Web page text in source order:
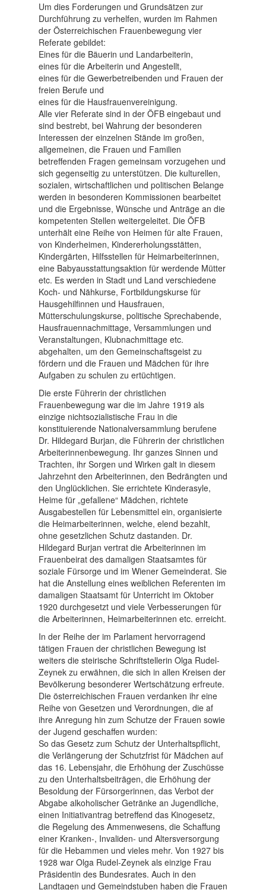
Um dies Forderungen und Grundsätzen zur
Durchführung zu verhelfen, wurden im Rahmen
der Österreichischen Frauenbewegung vier
Referate gebildet:
Eines für die Bäuerin und Landarbeiterin,
eines für die Arbeiterin und Angestellt,
eines für die Gewerbetreibenden und Frauen der
freien Berufe und
eines für die Hausfrauenvereinigung.
Alle vier Referate sind in der ÖFB eingebaut und
sind bestrebt, bei Wahrung der besonderen
Interessen der einzelnen Stände im großen,
allgemeinen, die Frauen und Familien
betreffenden Fragen gemeinsam vorzugehen und
sich gegenseitig zu unterstützen. Die kulturellen,
sozialen, wirtschaftlichen und politischen Belange
werden in besonderen Kommissionen bearbeitet
und die Ergebnisse, Wünsche und Anträge an die
kompetenten Stellen weitergeleitet. Die ÖFB
unterhält eine Reihe von Heimen für alte Frauen,
von Kinderheimen, Kindererholungsstätten,
Kindergärten, Hilfsstellen für Heimarbeiterinnen,
eine Babyausstattungsaktion für werdende Mütter
etc. Es werden in Stadt und Land verschiedene
Koch- und Nähkurse, Fortbildungskurse für
Hausgehilfinnen und Hausfrauen,
Mütterschulungskurse, politische Sprechabende,
Hausfrauennachmittage, Versammlungen und
Veranstaltungen, Klubnachmittage etc.
abgehalten, um den Gemeinschaftsgeist zu
fördern und die Frauen und Mädchen für ihre
Aufgaben zu schulen zu ertüchtigen.
Die erste Führerin der christlichen
Frauenbewegung war die im Jahre 1919 als
einzige nichtsozialistische Frau in die
konstituierende Nationalversammlung berufene
Dr. Hildegard Burjan, die Führerin der christlichen
Arbeiterinnenbewegung. Ihr ganzes Sinnen und
Trachten, ihr Sorgen und Wirken galt in diesem
Jahrzehnt den Arbeiterinnen, den Bedrängten und
den Unglücklichen. Sie errichtete Kinderasyle,
Heime für „gefallene“ Mädchen, richtete
Ausgabestellen für Lebensmittel ein, organisierte
die Heimarbeiterinnen, welche, elend bezahlt,
ohne gesetzlichen Schutz dastanden. Dr.
Hildegard Burjan vertrat die Arbeiterinnen im
Frauenbeirat des damaligen Staatsamtes für
soziale Fürsorge und im Wiener Gemeinderat. Sie
hat die Anstellung eines weiblichen Referenten im
damaligen Staatsamt für Unterricht im Oktober
1920 durchgesetzt und viele Verbesserungen für
die Arbeiterinnen, Heimarbeiterinnen etc. erreicht.
In der Reihe der im Parlament hervorragend
tätigen Frauen der christlichen Bewegung ist
weiters die steirische Schriftstellerin Olga Rudel-
Zeynek zu erwähnen, die sich in allen Kreisen der
Bevölkerung besonderer Wertschätzung erfreute.
Die österreichischen Frauen verdanken ihr eine
Reihe von Gesetzen und Verordnungen, die af
ihre Anregung hin zum Schutze der Frauen sowie
der Jugend geschaffen wurden:
So das Gesetz zum Schutz der Unterhaltspflicht,
die Verlängerung der Schutzfrist für Mädchen auf
das 16. Lebensjahr, die Erhöhung der Zuschüsse
zu den Unterhaltsbeiträgen, die Erhöhung der
Besoldung der Fürsorgerinnen, das Verbot der
Abgabe alkoholischer Getränke an Jugendliche,
einen Initiativantrag betreffend das Kinogesetz,
die Regelung des Ammenwesens, die Schaffung
einer Kranken-, Invaliden- und Altersversorgung
für die Hebammen und vieles mehr. Von 1927 bis
1928 war Olga Rudel-Zeynek als einzige Frau
Präsidentin des Bundesrates. Auch in den
Landtagen und Gemeindstuben haben die Frauen